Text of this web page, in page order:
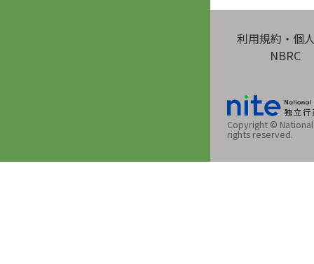
利用規約・個
NBRC
Copyright ©
rights reserved.